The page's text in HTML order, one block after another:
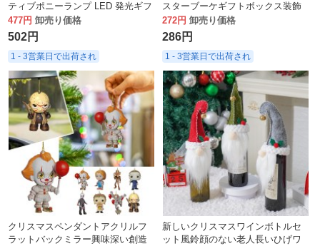
ティブポニーランプ LED 発光ギフ
ト装飾品装飾用品
477円 卸売り価格
502円
1 - 3営業日で出荷され
スターブーケギフトボックス装飾
雰囲気ライト卸売
272円 卸売り価格
286円
1 - 3営業日で出荷され
クリスマスペンダントアクリルフ
ラットバックミラー興味深い創造
新しいクリスマスワインボトルセ
ット風鈴顔のない老人長いひげワ